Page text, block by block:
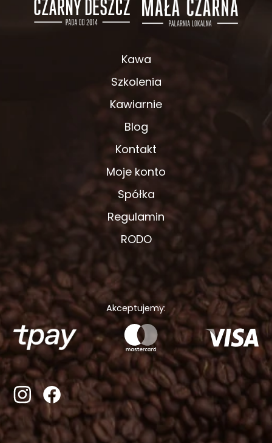
Kawa
Szkolenia
Kawiarnie
Blog
Kontakt
Moje konto
Spółka
Regulamin
RODO
Akceptujemy: